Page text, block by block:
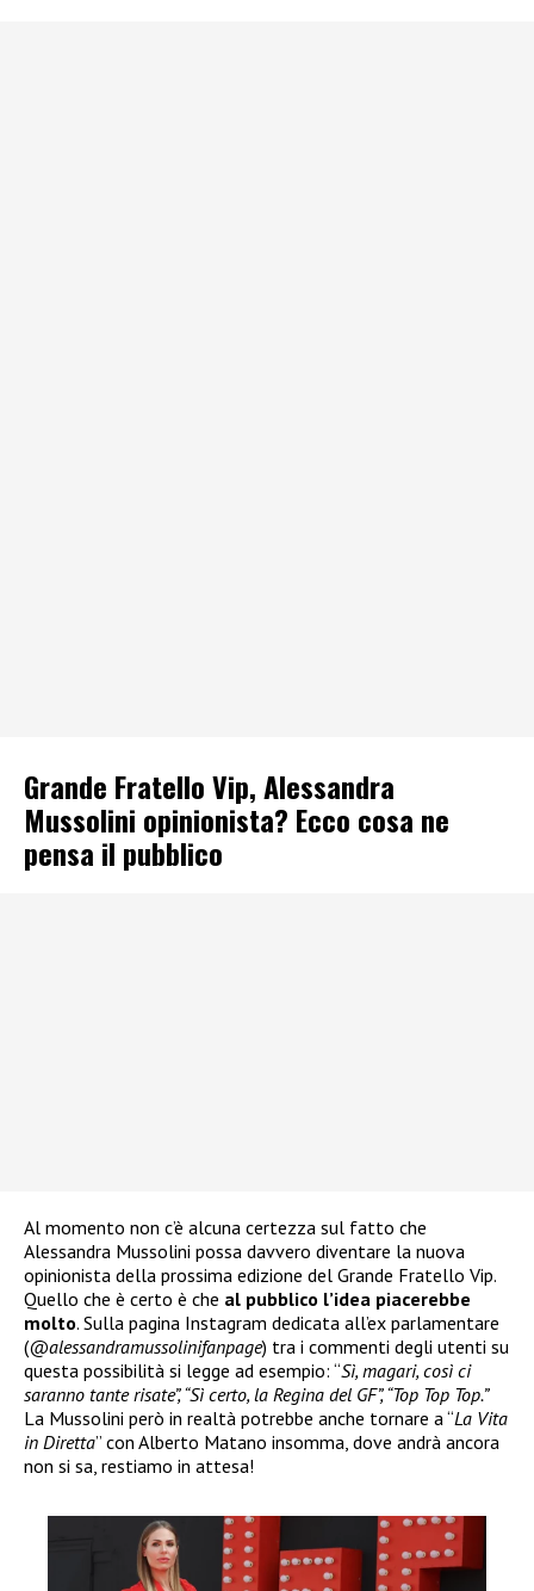
Grande Fratello Vip, Alessandra
Mussolini opinionista? Ecco cosa ne
pensa il pubblico
Al momento non c’è alcuna certezza sul fatto che
Alessandra Mussolini possa davvero diventare la nuova
opinionista della prossima edizione del Grande Fratello Vip.
Quello che è certo è che al pubblico l’idea piacerebbe
molto. Sulla pagina Instagram dedicata all’ex parlamentare
(@alessandramussolinifanpage) tra i commenti degli utenti su
questa possibilità si legge ad esempio: “Sì, magari, così ci
saranno tante risate”, “Sì certo, la Regina del GF”, “Top Top Top.”
La Mussolini però in realtà potrebbe anche tornare a “La Vita
in Diretta” con Alberto Matano insomma, dove andrà ancora
non si sa, restiamo in attesa!